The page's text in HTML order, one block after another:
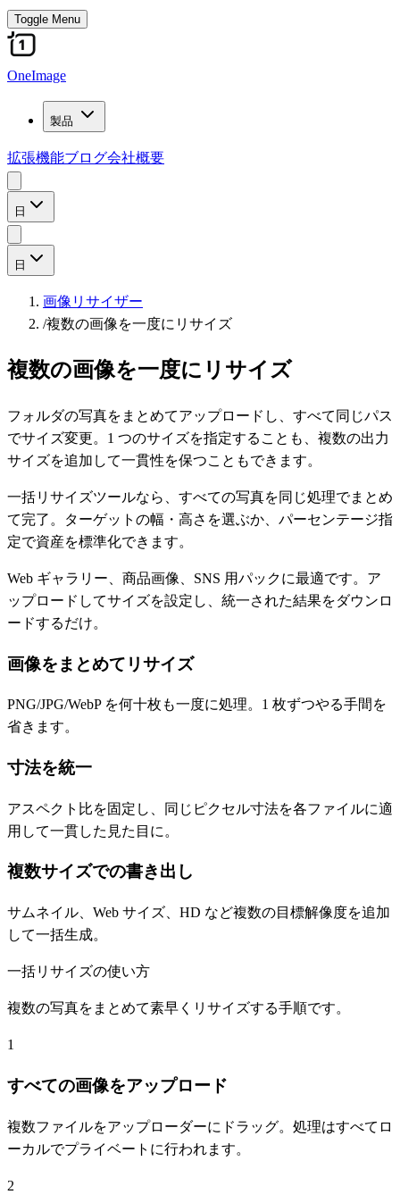
Toggle Menu
OneImage
製品
拡張機能ブログ会社概要
日
日
画像リサイザー
/複数の画像を一度にリサイズ
複数の画像を一度にリサイズ
フォルダの写真をまとめてアップロードし、すべて同じパス
でサイズ変更。1 つのサイズを指定することも、複数の出力
サイズを追加して一貫性を保つこともできます。
一括リサイズツールなら、すべての写真を同じ処理でまとめ
て完了。ターゲットの幅・高さを選ぶか、パーセンテージ指
定で資産を標準化できます。
Web ギャラリー、商品画像、SNS 用パックに最適です。ア
ップロードしてサイズを設定し、統一された結果をダウンロ
ードするだけ。
画像をまとめてリサイズ
PNG/JPG/WebP を何十枚も一度に処理。1 枚ずつやる手間を
省きます。
寸法を統一
アスペクト比を固定し、同じピクセル寸法を各ファイルに適
用して一貫した見た目に。
複数サイズでの書き出し
サムネイル、Web サイズ、HD など複数の目標解像度を追加
して一括生成。
一括リサイズの使い方
複数の写真をまとめて素早くリサイズする手順です。
1
すべての画像をアップロード
複数ファイルをアップローダーにドラッグ。処理はすべてロ
ーカルでプライベートに行われます。
2